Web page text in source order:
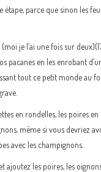
parce que sinon les
je l’ai une fois sur
pacanes en les enrobant
tout ce petit monde au
en rondelles, les poires
même si vous devriez
avec les champignons.
ajoutez les poires, les